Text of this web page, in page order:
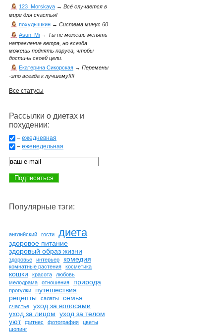
123_Morskaya → Всё случается в
мире для счастья!
похудышкин → Система минус 60
Asun_Mi → Ты не можешь менять
направление ветра, но всегда
можешь поднять паруса, чтобы
достичь своей цели.
Екатерина Сикорская → Перемены
-это всегда к лучшему!!!!
Все статусы
Рассылки о диетах и
похудении:
– ежедневная
– еженедельная
Популярные тэги:
английский гости диета
здоровое питание
здоровый образ жизни
здоровье интерьер комедия
комнатные растения косметика
кошки красота
любовь
мелодрама
отношения природа
прогулки
путешествия
рецепты
салаты семья
счастье
уход за волосами
уход за лицом уход за телом
уют
фитнес фотография
цветы
шопинг